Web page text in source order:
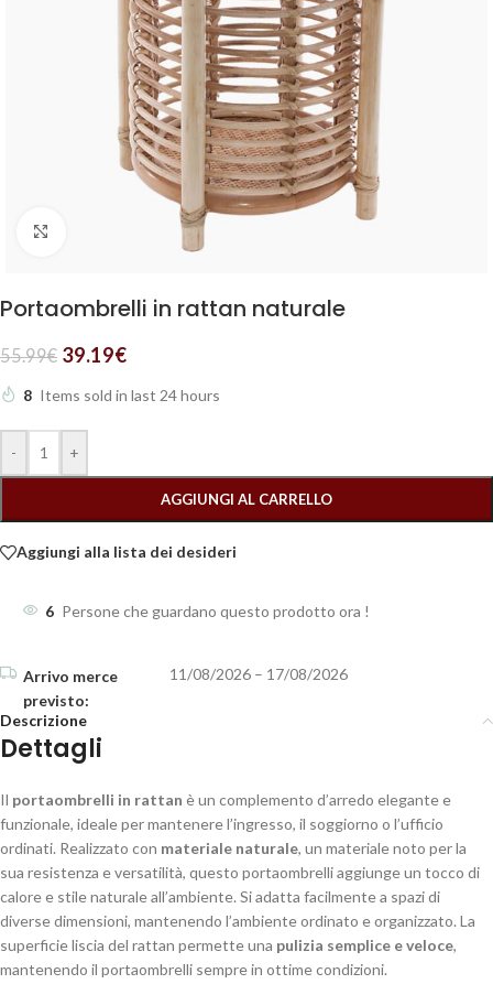
Clicca per ingrandire
Portaombrelli in rattan naturale
55.99€ 39.19€
8 Items sold in last 24 hours
- +
AGGIUNGI AL CARRELLO
Aggiungi alla lista dei desideri
6 Persone che guardano questo prodotto ora !
11/08/2026 – 17/08/2026
Descrizione
Dettagli
Il portaombrelli in rattan è un complemento d’arredo elegante e
funzionale, ideale per mantenere l’ingresso, il soggiorno o l’ufficio
ordinati. Realizzato con materiale naturale, un materiale noto per la
sua resistenza e versatilità, questo portaombrelli aggiunge un tocco di
calore e stile naturale all’ambiente. Si adatta facilmente a spazi di
diverse dimensioni, mantenendo l’ambiente ordinato e organizzato. La
superficie liscia del rattan permette una pulizia semplice e veloce,
mantenendo il portaombrelli sempre in ottime condizioni.